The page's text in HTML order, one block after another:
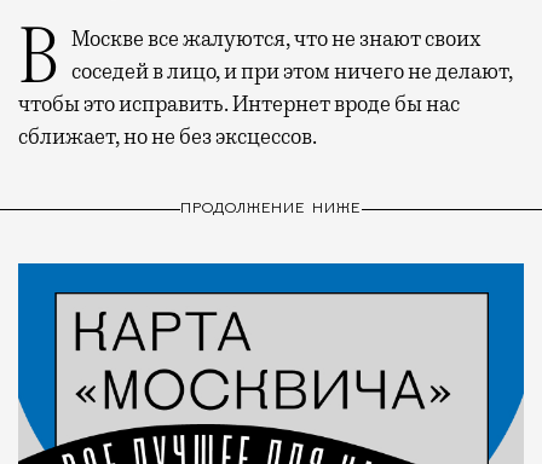
В Москве все жалуются, что не знают своих соседей в лицо, и при этом ничего не делают,
чтобы это исправить. Интернет вроде бы нас
сближает, но не без эксцессов.
ПРОДОЛЖЕНИЕ НИЖЕ